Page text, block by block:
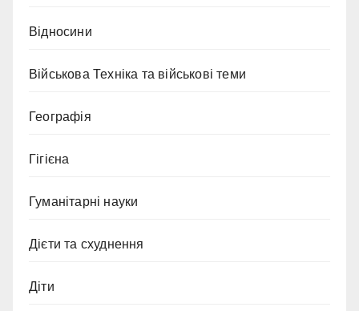
Відносини
Військова Техніка та військові теми
Географія
Гігієна
Гуманітарні науки
Дієти та схуднення
Діти